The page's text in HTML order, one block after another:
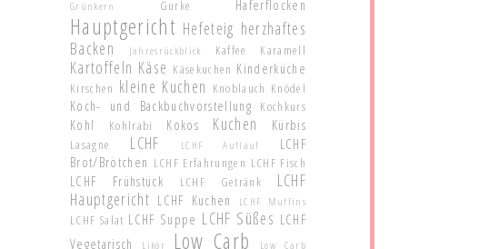
Grünkern Gurke Haferflocken
Hauptgericht Hefeteig herzhaftes
Backen
Jahresrückblick Kaffee Karamell
Kartoffeln Käse Käsekuchen Kinderküche
Kirschen kleine Kuchen Knoblauch Knödel
Koch- und Backbuchvorstellung Kochkurs
Kohl Kohlrabi Kokos Kuchen Kürbis
Lasagne LCHF LCHF Auflauf
LCHF
Brot/Brötchen LCHF Erfahrungen LCHF Fisch
LCHF Frühstück LCHF Getränk
LCHF
Hauptgericht LCHF Kuchen LCHF Muffins
LCHF Salat LCHF Suppe LCHF Süßes LCHF
Vegetarisch
Likör Low Carb
Low Carb